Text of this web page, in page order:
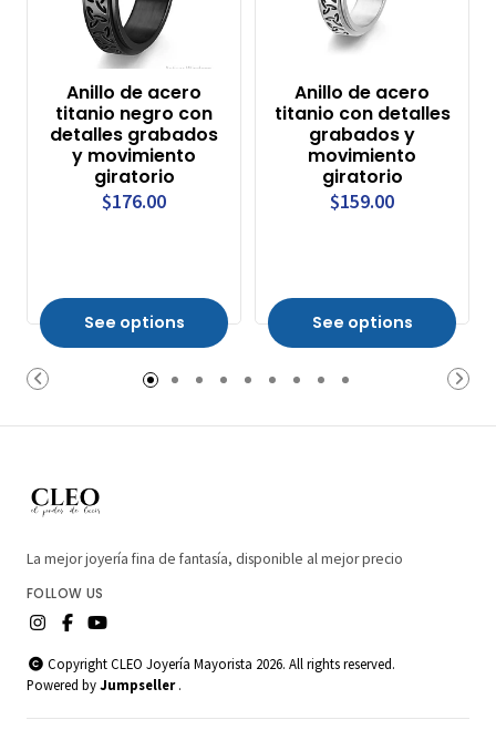
Anillo de acero
titanio negro con
detalles grabados
y movimiento
giratorio
$176.00
See options
Anillo de acero
titanio con detalles
grabados y
movimiento
giratorio
$159.00
See options
La mejor joyería fina de fantasía, disponible al mejor precio
FOLLOW US
Copyright CLEO Joyería Mayorista 2026. All rights reserved.
Powered byJumpseller .